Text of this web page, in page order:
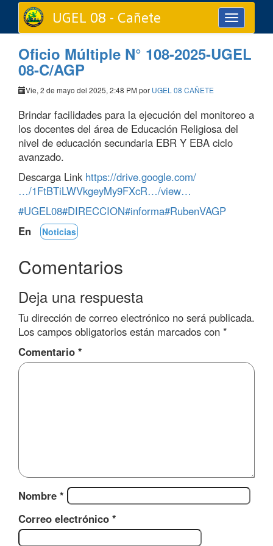
Toggle
navigation
UGEL 08 - Cañete
Oficio Múltiple N° 108-2025-UGEL
08-C/AGP
Vie, 2 de mayo del 2025, 2:48 PM por UGEL 08 CAÑETE
Brindar facilidades para la ejecución del monitoreo a
los docentes del área de Educación Religiosa del
nivel de educación secundaria EBR Y EBA ciclo
avanzado.
Descarga Link https://drive.google.com/
…/1FtBTiLWVkgeyMy9FXcR…/view…
#UGEL08#DIRECCION#informa#RubenVAGP
En
Noticias
Comentarios
Deja una respuesta
Tu dirección de correo electrónico no será publicada.
Los campos obligatorios están marcados con *
Comentario *
Nombre *
Correo electrónico *